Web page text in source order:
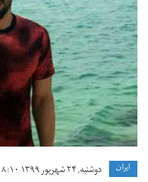
ايران دوشنبه, ۲۴ شهریور ۱۳۹۹ ۱۸:۱۰